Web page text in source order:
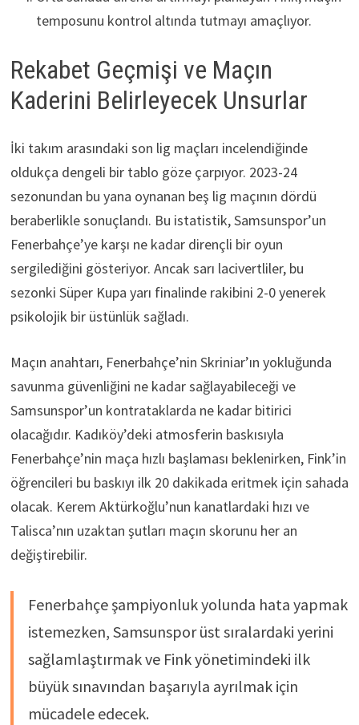
temposunu kontrol altında tutmayı amaçlıyor.
Rekabet Geçmişi ve Maçın
Kaderini Belirleyecek Unsurlar
İki takım arasındaki son lig maçları incelendiğinde
oldukça dengeli bir tablo göze çarpıyor. 2023-24
sezonundan bu yana oynanan beş lig maçının dördü
beraberlikle sonuçlandı. Bu istatistik, Samsunspor’un
Fenerbahçe’ye karşı ne kadar dirençli bir oyun
sergilediğini gösteriyor. Ancak sarı lacivertliler, bu
sezonki Süper Kupa yarı finalinde rakibini 2-0 yenerek
psikolojik bir üstünlük sağladı.
Maçın anahtarı, Fenerbahçe’nin Skriniar’ın yokluğunda
savunma güvenliğini ne kadar sağlayabileceği ve
Samsunspor’un kontrataklarda ne kadar bitirici
olacağıdır. Kadıköy’deki atmosferin baskısıyla
Fenerbahçe’nin maça hızlı başlaması beklenirken, Fink’in
öğrencileri bu baskıyı ilk 20 dakikada eritmek için sahada
olacak. Kerem Aktürkoğlu’nun kanatlardaki hızı ve
Talisca’nın uzaktan şutları maçın skorunu her an
değiştirebilir.
Fenerbahçe şampiyonluk yolunda hata yapmak
istemezken, Samsunspor üst sıralardaki yerini
sağlamlaştırmak ve Fink yönetimindeki ilk
büyük sınavından başarıyla ayrılmak için
mücadele edecek.